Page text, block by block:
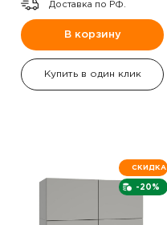
Доставка по РФ.
В корзину
Купить в один клик
-20%
СКИДКА